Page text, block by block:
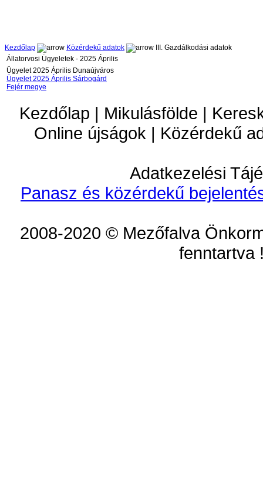
Kezdőlap Közérdekű adatok
III. Gazdálkodási adatok
Állatorvosi Ügyeletek - 2025 Április
Ügyelet 2025 Április Dunaújváros
Ügyelet 2025 Április Sárbogárd
Fejér megye
Kezdőlap | Mikulásfölde |
Online újságok | Közérdekű
Adatkezelési
Panasz és közérdekű
2008-2020 © Mezőfalva
fenntartva